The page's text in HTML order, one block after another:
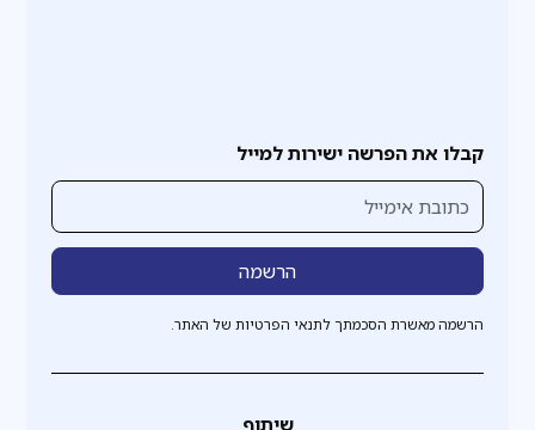
קבלו את הפרשה ישירות למייל
הרשמה מאשרת הסכמתך לתנאי הפרטיות של האתר.
שיתוף